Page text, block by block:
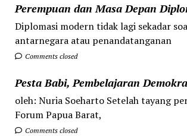
Perempuan dan Masa Depan
Diplomasi modern tidak lagi sekadar
antarnegara atau penandatanganan
Comments closed
Pesta Babi, Pembelajaran
oleh: Nuria Soeharto Setelah tayang
Forum Papua Barat,
Comments closed